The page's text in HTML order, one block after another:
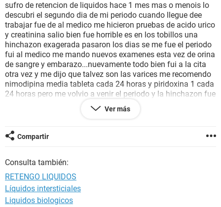
BIENESTAR
SEXUALIDAD
GLOSARIO
sufro de retencion de liquidos hace 1 mes mas o menois lo
descubri el segundo dia de mi periodo cuando llegue dee
trabajar fue de al medico me hicieron pruebas de acido urico
y creatinina salio bien fue horrible es en los tobillos una
hinchazon exagerada pasaron los dias se me fue el periodo
fui al medico me mando nuevos examenes esta vez de orina
de sangre y embarazo...nuevamente todo bien fui a la cita
otra vez y me dijo que talvez son las varices me recomendo
nimodipina media tableta cada 24 horas y piridoxina 1 cada
24 horas pero me volvio a venir el periodo y la hinchazon fue
pero quiero saber que puedo hacer la medico me dice
siempre lo mismo ademas mi presion esta bien no soy
Ver más
Compartir
Consulta también:
RETENGO LIQUIDOS
Líquidos intersticiales
Liquidos biologicos